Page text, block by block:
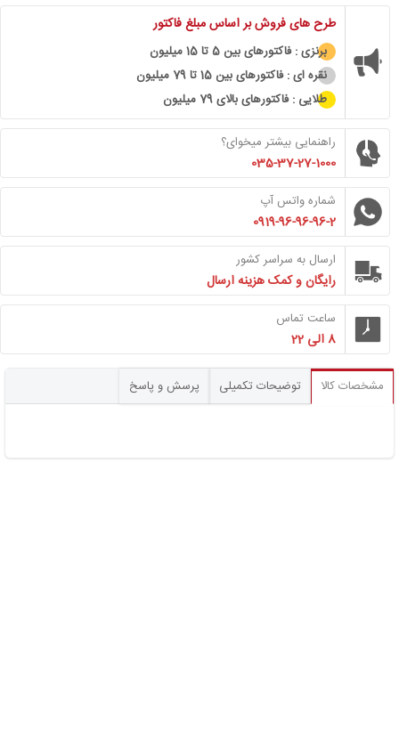
طرح های فروش بر اساس مبلغ فاکتور
برنزی : فاکتورهای بین 5 تا 15 میلیون
نقره ای : فاکتورهای بین 15 تا 79 میلیون
طلایی : فاکتورهای بالای 79 میلیون
راهنمایی بیشتر میخوای؟
035-37-27-1000
شماره واتس آپ
0919-96-96-96-2
ارسال به سراسر کشور
رایگان و کمک هزینه ارسال
ساعت تماس
8 الی 22
مشخصات کالا توضیحات تکمیلی پرسش و پاسخ